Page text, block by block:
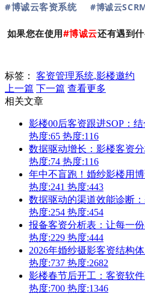
#博诚云客资系统 #博诚云
如果您在使用#博诚云还有遇到
标签： 客资管理系统,影楼邀约
上一篇 下一篇 查看更多
相关文章
影楼00后客资跟进SOP：
热度:65 热度:116
数据驱动增长：影楼客资
热度:74 热度:116
年中不盲跑！婚纱影楼用
热度:241 热度:443
数据驱动的渠道效能诊断
热度:254 热度:454
报备客资分析表：让每一
热度:229 热度:444
2026年婚纱摄影客资结构
热度:737 热度:2682
影楼春节后开工：客资软
热度:700 热度:1346